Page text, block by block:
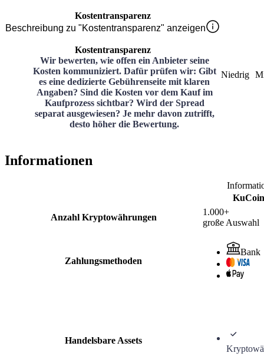
Kostentransparenz
Beschreibung zu "Kostentransparenz" anzeigen
Kostentransparenz
Wir bewerten, wie offen ein Anbieter seine
Kosten kommuniziert. Dafür prüfen wir: Gibt
es eine dedizierte Gebührenseite mit klaren
Angaben? Sind die Kosten vor dem Kauf im
Kaufprozess sichtbar? Wird der Spread
separat ausgewiesen? Je mehr davon zutrifft,
desto höher die Bewertung.
Niedrig
Informationen
KuCoin
Anzahl Kryptowährungen
1.000+
große Auswahl
Zahlungsmethoden
Bank
Handelsbare Assets